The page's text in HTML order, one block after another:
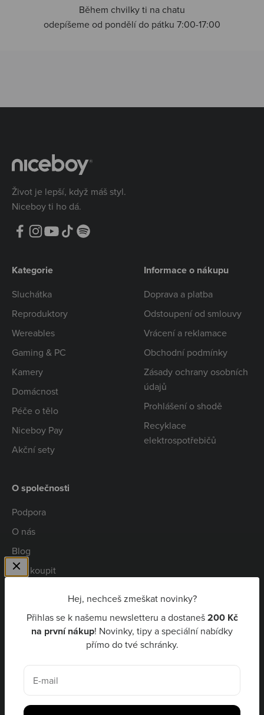
Hej, nechceš zmeškat novinky?
Přihlas se k našemu newsletteru a dostaneš200 Kč
na první nákup! Novinky, tipy a speciální nabídky
přímo do tvé schránky.
E-mail
Během chvilky ti na chatu
odepíšeme od pondělí do pátku 7:00-17:00
Život je lepší, když máš styl.
Niceboy ti ho dá.
Kategorie
Sluchátka
Reproduktory
Wereables
Gaming & PC
Kamery
Domácnost
Péče o tělo
Niceboy Pay
Akční sety
Informace o nákupu
Doprava a platba
Odstoupení od smlouvy
Vrácení a reklamace
Obchodní podmínky
Zásady ochrany osobních
údajů
Prohlášení o shodě
Recyklace
elektrospotřebičů
O společnosti
Podpora
O nás
Blog
Kde koupit
Niceboy Pay
CZK Kč